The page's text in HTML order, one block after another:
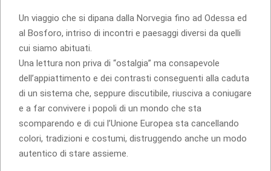
Un viaggio che si dipana dalla Norvegia fino ad Odessa ed
al Bosforo, intriso di incontri e paesaggi diversi da quelli
cui siamo abituati.
Una lettura non priva di “ostalgia” ma consapevole
dell’appiattimento e dei contrasti conseguenti alla caduta
di un sistema che, seppure discutibile, riusciva a coniugare
e a far convivere i popoli di un mondo che sta
scomparendo e di cui l’Unione Europea sta cancellando
colori, tradizioni e costumi, distruggendo anche un modo
autentico di stare assieme.